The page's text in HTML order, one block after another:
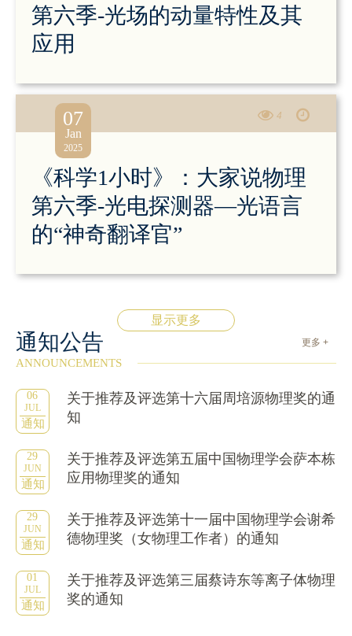
第六季-光场的动量特性及其
应用
4
《科学1小时》：大家说物理
第六季-光电探测器—光语言
的“神奇翻译官”
07
Jan
2025
显示更多
通知公告 更多 +
ANNOUNCEMENTS
06
JUL
通知
关于推荐及评选第十六届周培源物理奖的通
知
29
JUN
通知
关于推荐及评选第五届中国物理学会萨本栋
应用物理奖的通知
29
JUN
通知
关于推荐及评选第十一届中国物理学会谢希
德物理奖（女物理工作者）的通知
01
JUL
通知
关于推荐及评选第三届蔡诗东等离子体物理
奖的通知